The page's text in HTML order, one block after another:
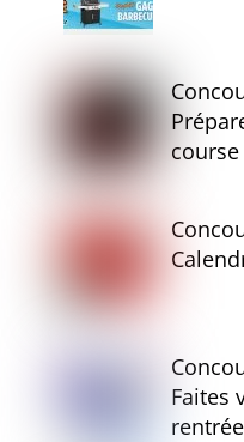
course
Faites
rentrée